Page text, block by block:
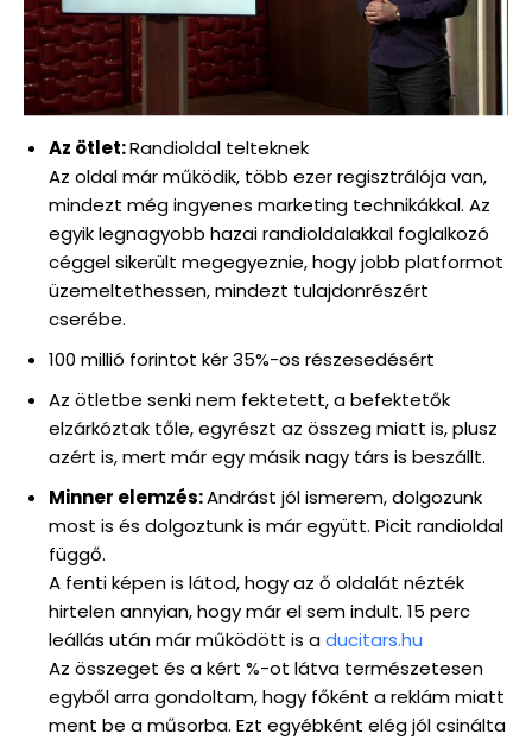
Az ötlet:Randioldal telteknek
Az oldal már működik, több ezer regisztrálója van,
mindezt még ingyenes marketing technikákkal. Az
egyik legnagyobb hazai randioldalakkal foglalkozó
céggel sikerült megegyeznie, hogy jobb platformot
üzemeltethessen, mindezt tulajdonrészért
cserébe.
100 millió forintot kér 35%-os részesedésért
Az ötletbe senki nem fektetett, a befektetők
elzárkóztak tőle, egyrészt az összeg miatt is, plusz
azért is, mert már egy másik nagy társ is beszállt.
Minner elemzés:Andrást jól ismerem, dolgozunk
most is és dolgoztunk is már együtt. Picit randioldal
függő.
A fenti képen is látod, hogy az ő oldalát nézték
hirtelen annyian, hogy már el sem indult. 15 perc
leállás után már működött is aducitars.hu
Az összeget és a kért %-ot látva természetesen
egyből arra gondoltam, hogy főként a reklám miatt
ment be a műsorba. Ezt egyébként elég jól csinálta